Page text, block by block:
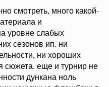
смотреть, много какой-
и
уровне слабых
сезонов ип. ни
ни хороших
сюжета. еще и турнир не
дункана ноль